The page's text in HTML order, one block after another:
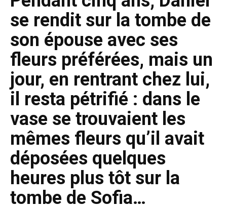
se rendit sur la tombe de
son épouse avec ses
fleurs préférées, mais un
jour, en rentrant chez lui,
il resta pétrifié : dans le
vase se trouvaient les
mêmes fleurs qu’il avait
déposées quelques
heures plus tôt sur la
tombe de Sofia…